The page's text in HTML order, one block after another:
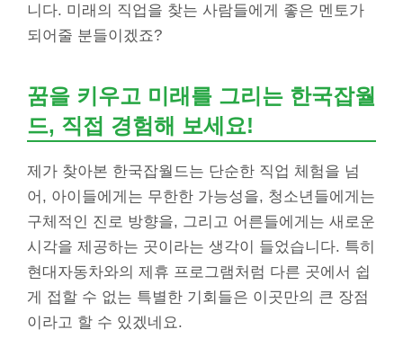
니다. 미래의 직업을 찾는 사람들에게 좋은 멘토가
되어줄 분들이겠죠?
꿈을 키우고 미래를 그리는 한국잡월
드, 직접 경험해 보세요!
제가 찾아본 한국잡월드는 단순한 직업 체험을 넘
어, 아이들에게는 무한한 가능성을, 청소년들에게는
구체적인 진로 방향을, 그리고 어른들에게는 새로운
시각을 제공하는 곳이라는 생각이 들었습니다. 특히
현대자동차와의 제휴 프로그램처럼 다른 곳에서 쉽
게 접할 수 없는 특별한 기회들은 이곳만의 큰 장점
이라고 할 수 있겠네요.